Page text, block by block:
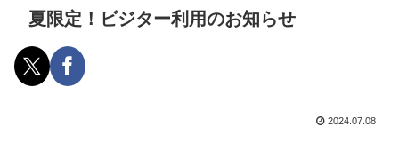
夏限定！ビジター利用のお知らせ
2024.07.08